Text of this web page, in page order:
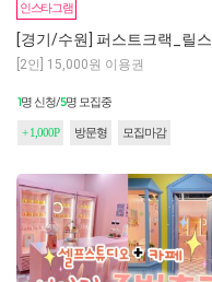
인스타그램
[경기/수원] 퍼스트크랙_릴스
[2인] 15,000원 이용권
1명 신청/5명 모집중
+ 1,000P 방문형 모집마감